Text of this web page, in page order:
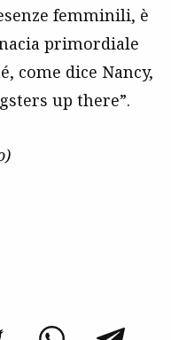
femminili, è
primordiale
come dice Nancy,
up there”.